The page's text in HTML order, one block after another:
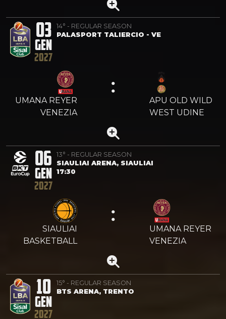
03
GEN
2027
14° - REGULAR SEASON
PALASPORT TALIERCIO - VE
UMANA REYER
VENEZIA
:
APU OLD WILD
WEST UDINE
06
GEN
2027
13° - REGULAR SEASON
SIAULIAI ARENA, SIAULIAI
17:30
SIAULIAI
BASKETBALL
:
UMANA REYER
VENEZIA
10
GEN
2027
15° - REGULAR SEASON
BTS ARENA, TRENTO